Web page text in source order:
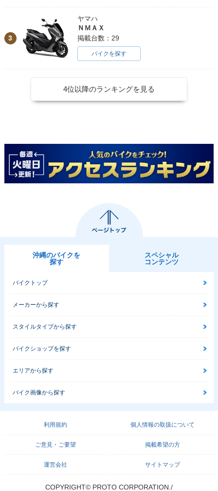
3
ヤマハ
ＮＭＡＸ
掲載台数：29
バイクを探す
4位以降のランキングを見る
沖縄のバイクを
探す
スペシャル
コンテンツ
バイクトップ
メーカーから探す
スタイルタイプから探す
バイクショップを探す
エリアから探す
バイク画像から探す
利用規約 個人情報の取扱について
ご意見・ご要望 掲載希望の方
運営会社 サイトマップ
COPYRIGHT© PROTO CORPORATION./